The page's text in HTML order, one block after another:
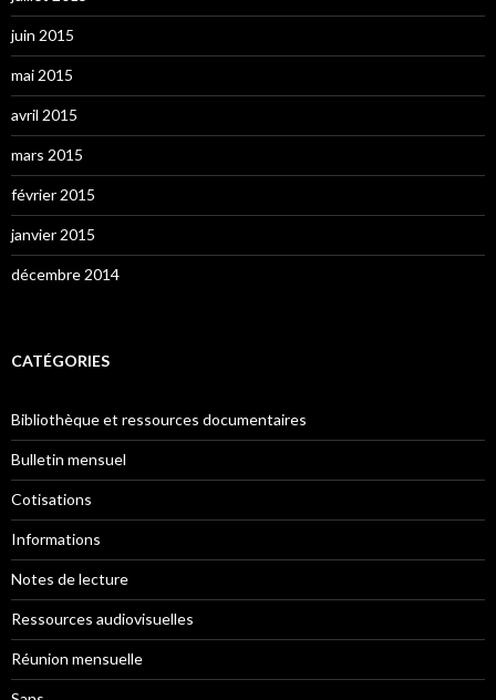
juin 2015
mai 2015
avril 2015
mars 2015
février 2015
janvier 2015
décembre 2014
CATÉGORIES
Bibliothèque et ressources documentaires
Bulletin mensuel
Cotisations
Informations
Notes de lecture
Ressources audiovisuelles
Réunion mensuelle